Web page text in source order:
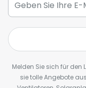
Melden Sie sich für den
sie tolle Angebote